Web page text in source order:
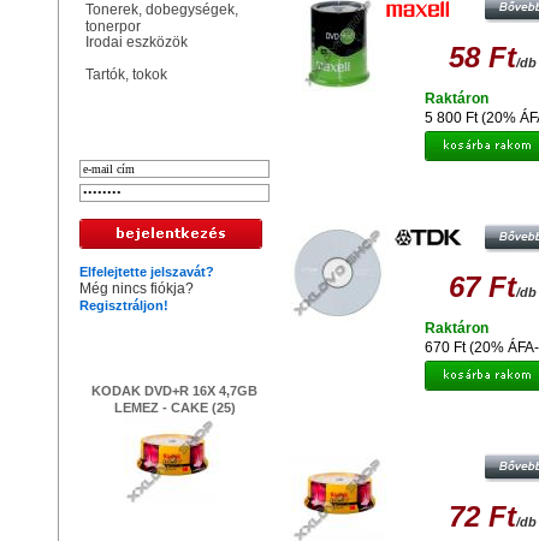
Tonerek, dobegységek,
tonerpor
Irodai eszközök
Tartók, tokok
Elfelejtette jelszavát?
Még nincs fiókja?
Regisztráljon!
KODAK DVD+R 16X 4,7GB
LEMEZ - CAKE (25)
58 Ft/db
5 800 Ft (20%
Raktáron
67 Ft/db
670 Ft (20%
Raktáron
72 Ft/db